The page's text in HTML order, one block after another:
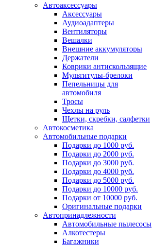
Автоаксессуары
Аксессуары
Аудиоадаптеры
Вентиляторы
Вешалки
Внешние аккумуляторы
Держатели
Коврики антискользящие
Мультитулы-брелоки
Пепельницы для
автомобиля
Тросы
Чехлы на руль
Щетки, скребки, салфетки
Автокосметика
Автомобильные подарки
Подарки до 1000 руб.
Подарки до 2000 руб.
Подарки до 3000 руб.
Подарки до 4000 руб.
Подарки до 5000 руб.
Подарки до 10000 руб.
Подарки от 10000 руб.
Оригинальные подарки
Автопринадлежности
Автомобильные пылесосы
Алкотестеры
Багажники